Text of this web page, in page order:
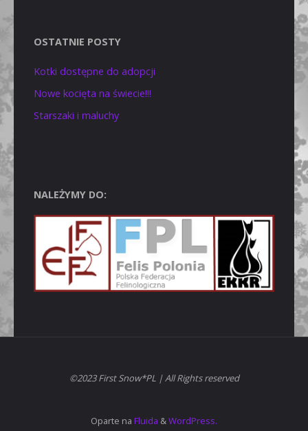
OSTATNIE POSTY
Kotki dostępne do adopcji
Nowe kocięta na świecie!!!
Starszaki i maluchy
NALEŻYMY DO:
©2023 First Snow*PL | All Rights reserved
Oparte na Fluida &WordPress.